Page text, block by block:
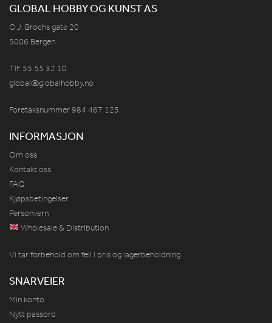
GLOBAL HOBBY OG KUNST AS
O.J. Brochs gate 20
5006 Bergen
Tlf: 55 55 32 10
global@globalhobby.no
Foretaksnummer 984 467 125
INFORMASJON
Om oss
Kontakt oss
FAQ
Kjøpsbetingelser
Personvern
Wholesale & Distribution
Vi tar forbehold om feil i pris og lagerbeholdning
SNARVEIER
Min konto
Nytt passord